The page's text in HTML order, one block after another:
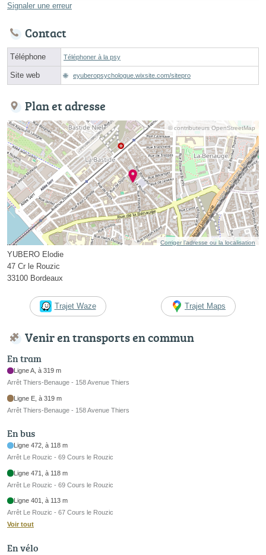
Signaler une erreur
Contact
Téléphone Téléphoner à la psy
Site web eyuberopsychologue.wixsite.com/sitepro
Plan et adresse
© contributeurs OpenStreetMap
Corriger l’adresse ou la localisation
YUBERO Elodie
47 Cr le Rouzic
33100 Bordeaux
Trajet Waze Trajet Maps
Venir en transports en commun
En tram
Ligne A, à 319 m
Arrêt Thiers-Benauge - 158 Avenue Thiers
Ligne E, à 319 m
Arrêt Thiers-Benauge - 158 Avenue Thiers
En bus
Ligne 472, à 118 m
Arrêt Le Rouzic - 69 Cours le Rouzic
Ligne 471, à 118 m
Arrêt Le Rouzic - 69 Cours le Rouzic
Ligne 401, à 113 m
Arrêt Le Rouzic - 67 Cours le Rouzic
Voir tout
En vélo